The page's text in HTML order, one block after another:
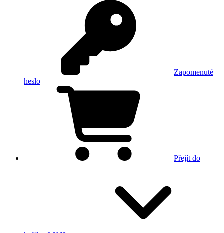
Zapomenuté
heslo
Přejít do